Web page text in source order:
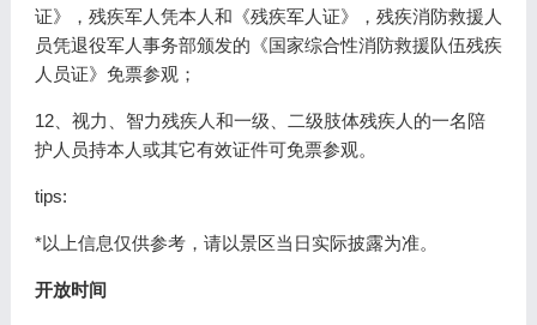
证》，残疾军人凭本人和《残疾军人证》，残疾消防救援人
员凭退役军人事务部颁发的《国家综合性消防救援队伍残疾
人员证》免票参观；
12、视力、智力残疾人和一级、二级肢体残疾人的一名陪
护人员持本人或其它有效证件可免票参观。
tips:
*以上信息仅供参考，请以景区当日实际披露为准。
开放时间